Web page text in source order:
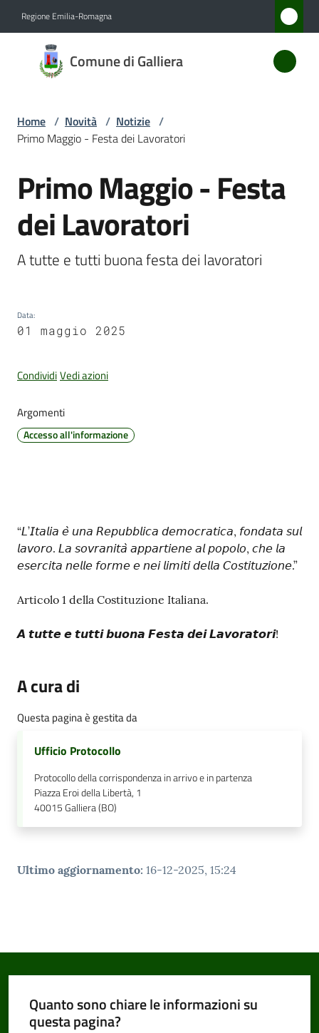
Regione Emilia-Romagna
Comune di Galliera
Comune
di
Novità
Servizi
Vivere
Amministrazione
Tutti
Seguici
su
Home / Novità / Notizie /
Primo Maggio - Festa dei Lavoratori
Salta al contenuto
Primo Maggio - Festa
dei Lavoratori
A tutte e tutti buona festa dei lavoratori
Data:
01 maggio 2025
CondividiVedi azioni
Argomenti
Accesso all'informazione
Contenuto
“𝘓’𝘐𝘵𝘢𝘭𝘪𝘢 𝘦̀ 𝘶𝘯𝘢 𝘙𝘦𝘱𝘶𝘣𝘣𝘭𝘪𝘤𝘢 𝘥𝘦𝘮𝘰𝘤𝘳𝘢𝘵𝘪𝘤𝘢, 𝘧𝘰𝘯𝘥𝘢𝘵𝘢 𝘴𝘶𝘭
𝘭𝘢𝘷𝘰𝘳𝘰. 𝘓𝘢 𝘴𝘰𝘷𝘳𝘢𝘯𝘪𝘵𝘢̀ 𝘢𝘱𝘱𝘢𝘳𝘵𝘪𝘦𝘯𝘦 𝘢𝘭 𝘱𝘰𝘱𝘰𝘭𝘰, 𝘤𝘩𝘦 𝘭𝘢
𝘦𝘴𝘦𝘳𝘤𝘪𝘵𝘢 𝘯𝘦𝘭𝘭𝘦 𝘧𝘰𝘳𝘮𝘦 𝘦 𝘯𝘦𝘪 𝘭𝘪𝘮𝘪𝘵𝘪 𝘥𝘦𝘭𝘭𝘢 𝘊𝘰𝘴𝘵𝘪𝘵𝘶𝘻𝘪𝘰𝘯𝘦.”
Articolo 1 della Costituzione Italiana.
𝘼 𝙩𝙪𝙩𝙩𝙚 𝙚 𝙩𝙪𝙩𝙩𝙞 𝙗𝙪𝙤𝙣𝙖 𝙁𝙚𝙨𝙩𝙖 𝙙𝙚𝙞 𝙇𝙖𝙫𝙤𝙧𝙖𝙩𝙤𝙧𝙞!
A cura di
Questa pagina è gestita da
Ufficio Protocollo
Protocollo della corrispondenza in arrivo e in partenza
Piazza Eroi della Libertà, 1
40015Galliera (BO)
Ultimo aggiornamento: 16-12-2025, 15:24
Quanto sono chiare le informazioni su
questa pagina?